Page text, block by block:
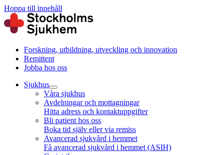
Hoppa till innehåll
Forskning, utbildning, utveckling och innovation
Remittent
Jobba hos oss
Sjukhus
Våra sjukhus
Avdelningar och mottagningar
Hitta adress och kontaktuppgifter
Bli patient hos oss
Boka tid själv eller via remiss
Avancerad sjukvård i hemmet
Få avancerad sjukvård i hemmet (ASIH)